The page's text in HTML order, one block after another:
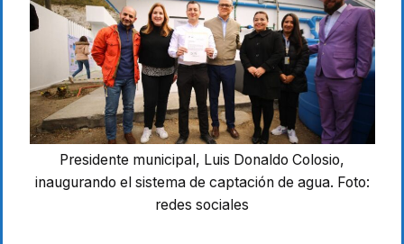
Presidente municipal, Luis Donaldo Colosio,
inaugurando el sistema de captación de agua. Foto:
redes sociales